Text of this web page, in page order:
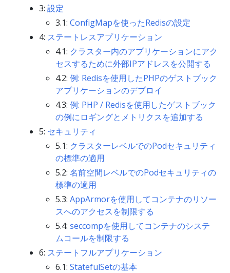
3: 設定
3.1: ConfigMapを使ったRedisの設定
4: ステートレスアプリケーション
4.1: クラスター内のアプリケーションにアク
セスするために外部IPアドレスを公開する
4.2: 例: Redisを使用したPHPのゲストブック
アプリケーションのデプロイ
4.3: 例: PHP / Redisを使用したゲストブック
の例にロギングとメトリクスを追加する
5: セキュリティ
5.1: クラスターレベルでのPodセキュリティ
の標準の適用
5.2: 名前空間レベルでのPodセキュリティの
標準の適用
5.3: AppArmorを使用してコンテナのリソー
スへのアクセスを制限する
5.4: seccompを使用してコンテナのシステ
ムコールを制限する
6: ステートフルアプリケーション
6.1: StatefulSetの基本